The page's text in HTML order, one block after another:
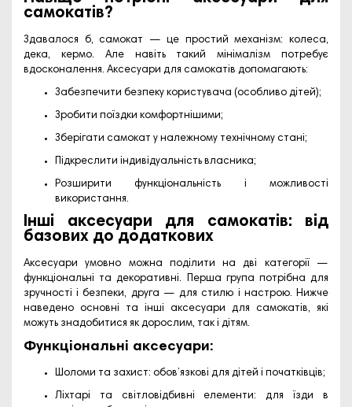
самокатів?
Здавалося б, самокат — це простий механізм: колеса,
дека, кермо. Але навіть такий мінімалізм потребує
вдосконалення. Аксесуари для самокатів допомагають:
Забезпечити безпеку користувача (особливо дітей);
Зробити поїздки комфортнішими;
Зберігати самокат у належному технічному стані;
Підкреслити індивідуальність власника;
Розширити функціональність і можливості
використання.
Інші аксесуари для самокатів: від
базових до додаткових
Аксесуари умовно можна поділити на дві категорії —
функціональні та декоративні. Перша група потрібна для
зручності і безпеки, друга — для стилю і настрою. Нижче
наведено основні та інші аксесуари для самокатів, які
можуть знадобитися як дорослим, так і дітям.
Функціональні аксесуари:
Шоломи та захист: обов’язкові для дітей і початківців;
Ліхтарі та світловідбивні елементи: для їзди в